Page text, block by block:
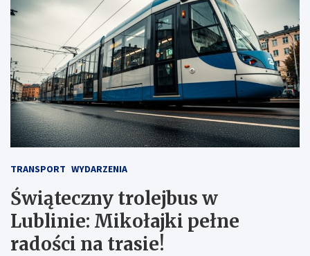
TRANSPORT WYDARZENIA
Świąteczny trolejbus w
Lublinie: Mikołajki pełne
radości na trasie!